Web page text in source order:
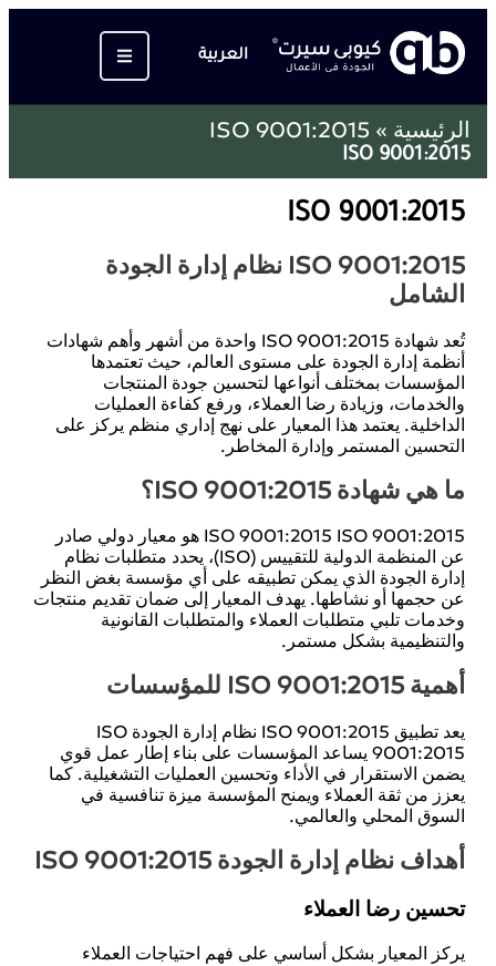
العربية
الرئيسية »
ISO 9001:2015
ISO 9001:2015
ISO 9001:2015
ISO 9001:2015 نظام إدارة الجودة
الشامل
تُعد شهادة ISO 9001:2015 واحدة من أشهر وأهم شهادات
أنظمة إدارة الجودة على مستوى العالم، حيث تعتمدها
المؤسسات بمختلف أنواعها لتحسين جودة المنتجات
والخدمات، وزيادة رضا العملاء، ورفع كفاءة العمليات
الداخلية. يعتمد هذا المعيار على نهج إداري منظم يركز على
التحسين المستمر وإدارة المخاطر.
ما هي شهادة ISO 9001:2015؟
ISO 9001:2015 ISO 9001:2015 هو معيار دولي صادر
عن المنظمة الدولية للتقييس (ISO)، يحدد متطلبات نظام
إدارة الجودة الذي يمكن تطبيقه على أي مؤسسة بغض النظر
عن حجمها أو نشاطها. يهدف المعيار إلى ضمان تقديم منتجات
وخدمات تلبي متطلبات العملاء والمتطلبات القانونية
والتنظيمية بشكل مستمر.
أهمية ISO 9001:2015 للمؤسسات
يعد تطبيق ISO 9001:2015
نظام إدارة الجودة ISO
9001:2015 يساعد المؤسسات على بناء إطار عمل قوي
يضمن الاستقرار في الأداء وتحسين العمليات التشغيلية. كما
يعزز من ثقة العملاء ويمنح المؤسسة ميزة تنافسية في
السوق المحلي والعالمي.
أهداف نظام إدارة الجودة ISO 9001:2015
تحسين رضا العملاء
يركز المعيار بشكل أساسي على فهم احتياجات العملاء